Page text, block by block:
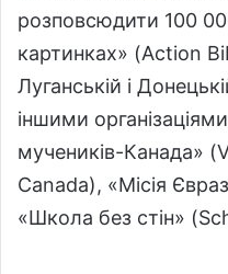
розповсюдити 100
картинках» (Action
Луганській і
іншими
мучеників-Канада»
Canada), «Місія
«Школа без стін»